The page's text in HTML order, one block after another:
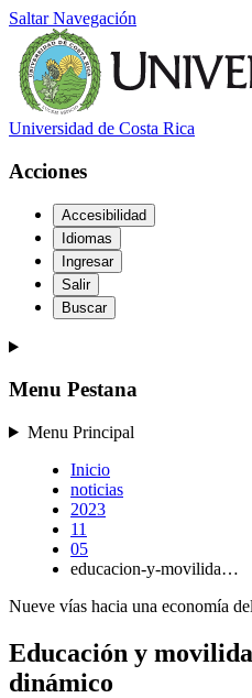
Saltar Navegación
Universidad de Costa Rica
Acciones
Accesibilidad
Idiomas
Ingresar
Salir
Buscar
Menu Pestana
Menu Principal
Inicio
noticias
2023
11
05
educacion-y-movilida…
Nueve vías hacia una economía
Educación y
dinámico